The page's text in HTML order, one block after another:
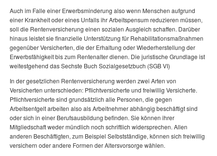
Auch im Falle einer Erwerbsminderung also wenn Menschen aufgrund
einer Krankheit oder eines Unfalls ihr Arbeitspensum reduzieren müssen,
soll die Rentenversicherung einen sozialen Ausgleich schaffen. Darüber
hinaus leistet sie finanzielle Unterstützung für Rehabilitationsmaßnahmen
gegenüber Versicherten, die der Erhaltung oder Wiederherstellung der
Erwerbsfähigkeit bis zum Rentenalter dienen. Die juristische Grundlage ist
weitestgehend das Sechste Buch Sozialgesetzbuch (SGB VI)
In der gesetzlichen Rentenversicherung werden zwei Arten von
Versicherten unterschieden: Pflichtversicherte und freiwillig Versicherte.
Pflichtversicherte sind grundsätzlich alle Personen, die gegen
Arbeitsentgelt arbeiten also als Arbeitnehmer abhängig beschäftigt sind
oder sich in einer Berufsausbildung befinden. Sie können ihrer
Mitgliedschaft weder mündlich noch schriftlich widersprechen. Allen
anderen Beschäftigten, zum Beispiel Selbstständige, können sich freiwillig
versichern oder andere Formen der Altersvorsorge wählen.